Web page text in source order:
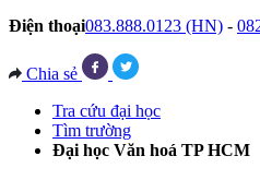
Điện thoại083.888.0123 (HN) -
Chia sẻ
Tra cứu đại học
Tìm trường
Đại học Văn hoá TP HCM